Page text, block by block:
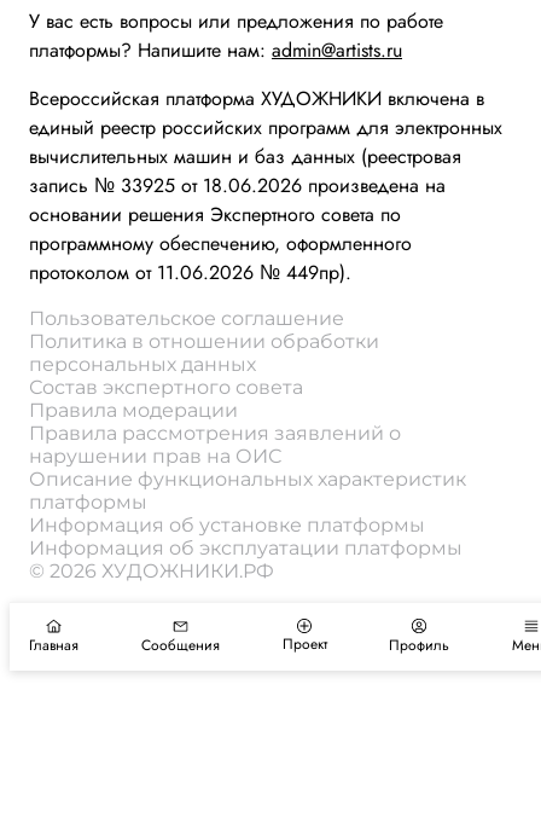
У вас есть вопросы или предложения по работе
платформы? Напишите нам: admin@artists.ru
Всероссийская платформа ХУДОЖНИКИ включена в
единый реестр российских программ для электронных
вычислительных машин и баз данных (реестровая
запись № 33925 от 18.06.2026 произведена на
основании решения Экспертного совета по
программному обеспечению, оформленного
протоколом от 11.06.2026 № 449пр).
Пользовательское соглашение
Политика в отношении обработки
персональных данных
Состав экспертного совета
Правила модерации
Правила рассмотрения заявлений о
нарушении прав на ОИС
Описание функциональных характеристик
платформы
Информация об установке платформы
Информация об эксплуатации платформы
© 2026 ХУДОЖНИКИ.РФ
Главная Сообщения Проект Профиль